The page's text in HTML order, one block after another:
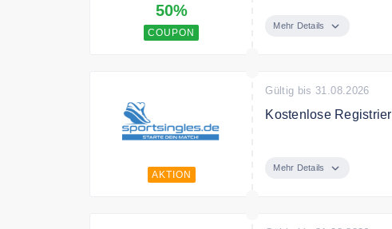
50%
COUPON
Mehr Details
AKTION
Gültig bis 31.08.2026
Kostenlose
Mehr Details